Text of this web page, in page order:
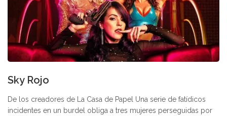
Sky Rojo
De los creadores de La Casa de Papel Una serie de fatídicos
incidentes en un burdel obliga a tres mujeres perseguidas por